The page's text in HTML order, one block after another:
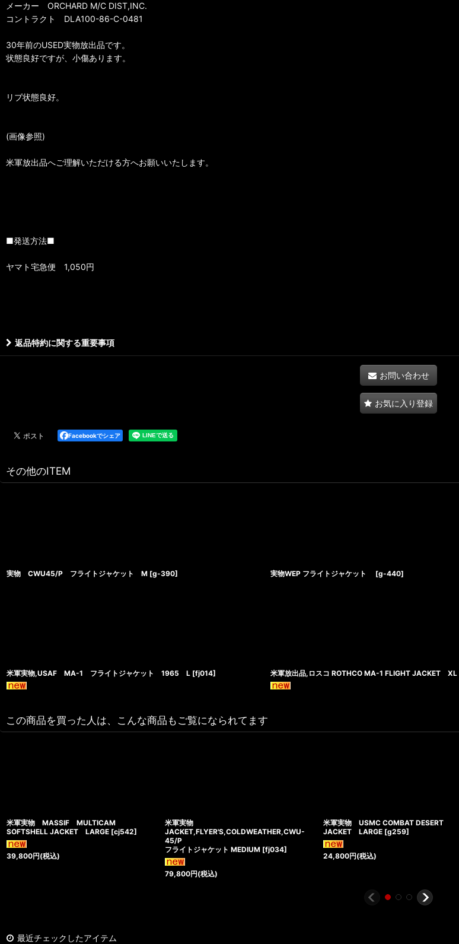
メーカー ORCHARD M/C DIST,INC.
コントラクト DLA100-86-C-0481
30年前のUSED実物放出品です。
状態良好ですが、小傷あります。
リブ状態良好。
(画像参照)
米軍放出品へご理解いただける方へお願いいたします。
■発送方法■
ヤマト宅急便 1,050円
返品特約に関する重要事項
お問い合わせ
お気に入り登録
Facebookでシェア
その他のITEM
実物 CWU45/P フライトジャケット M [g-390] 実物WEP フライトジャケット [g-440]
米軍実物,USAF MA-1 フライトジャケット 1965 L [fj014] 米軍放出品,ロスコ ROTHCO MA-1 FLIGHT JACKET XL
この商品を買った人は、こんな商品もご覧になられてます
米軍実物 MASSIF MULTICAM
SOFTSHELL JACKET LARGE [cj542]
39,800円(税込)
米軍実物
JACKET,FLYER'S,COLDWEATHER,CWU-
45/P
フライトジャケット MEDIUM [fj034]
79,800円(税込)
米軍実物 USMC COMBAT DESERT
JACKET LARGE [g259]
24,800円(税込)
最近チェックしたアイテム